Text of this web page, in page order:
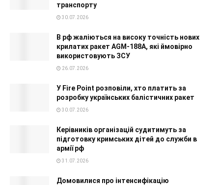
транспорту
30.07.2026
В рф жаліються на високу точність нових
крилатих ракет AGM-188A, які ймовірно
використовують ЗСУ
26.07.2026
У Fire Point розповіли, хто платить за
розробку українських балістичних ракет
30.07.2026
Керівників організацій судитимуть за
підготовку кримських дітей до служби в
армії рф
31.07.2026
Домовилися про інтенсифікацію